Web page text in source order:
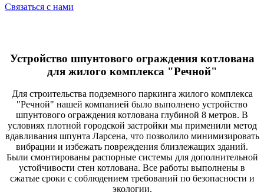
Связаться с нами
Устройство шпунтового ограждения котлована
для жилого комплекса "Речной"
Для строительства подземного паркинга жилого комплекса
"Речной" нашей компанией было выполнено устройство
шпунтового ограждения котлована глубиной 8 метров. В
условиях плотной городской застройки мы применили метод
вдавливания шпунта Ларсена, что позволило минимизировать
вибрации и избежать повреждения близлежащих зданий.
Были смонтированы распорные системы для дополнительной
устойчивости стен котлована. Все работы выполнены в
сжатые сроки с соблюдением требований по безопасности и
экологии.